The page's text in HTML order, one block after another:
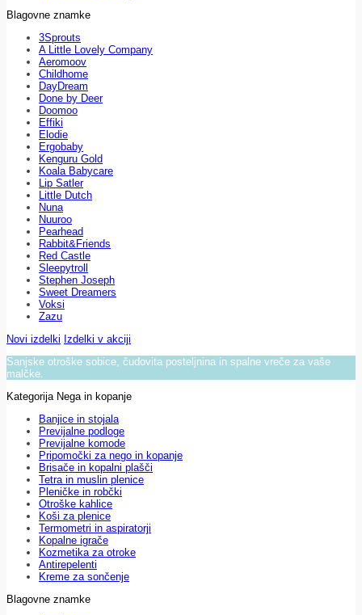
Blagovne znamke
3Sprouts
A Little Lovely Company
Aeromoov
Childhome
DayDream
Done by Deer
Doomoo
Effiki
Elodie
Ergobaby
Kenguru Gold
Koala Babycare
Lip Satler
Little Dutch
Nuna
Nuuroo
Pearhead
Rabbit&Friends
Red Castle
Sleepytroll
Stephen Joseph
Sweet Dreamers
Voksi
Zazu
Novi izdelki Izdelki v akciji
Sanjske otroške sobice, čudovita posteljnina in spalne vreče za vaše
malčke.
Kategorija Nega in kopanje
Banjice in stojala
Previjalne podloge
Previjalne komode
Pripomočki za nego in kopanje
Brisače in kopalni plašči
Tetra in muslin plenice
Pleničke in robčki
Otroške kahlice
Koši za plenice
Termometri in aspiratorji
Kopalne igrače
Kozmetika za otroke
Antirepelenti
Kreme za sončenje
Blagovne znamke